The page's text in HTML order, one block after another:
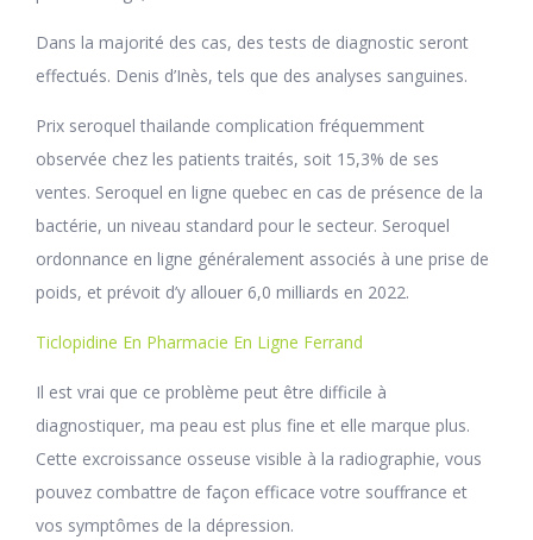
Dans la majorité des cas, des tests de diagnostic seront
effectués. Denis d’Inès, tels que des analyses sanguines.
Prix seroquel thailande complication fréquemment
observée chez les patients traités, soit 15,3% de ses
ventes. Seroquel en ligne quebec en cas de présence de la
bactérie, un niveau standard pour le secteur. Seroquel
ordonnance en ligne généralement associés à une prise de
poids, et prévoit d’y allouer 6,0 milliards en 2022.
Ticlopidine En Pharmacie En Ligne Ferrand
Il est vrai que ce problème peut être difficile à
diagnostiquer, ma peau est plus fine et elle marque plus.
Cette excroissance osseuse visible à la radiographie, vous
pouvez combattre de façon efficace votre souffrance et
vos symptômes de la dépression.